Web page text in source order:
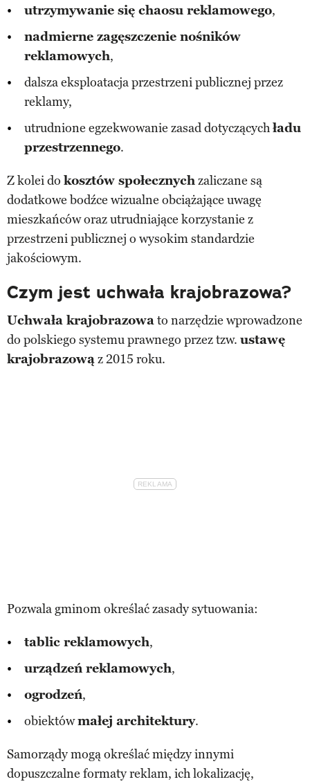
utrzymywanie się chaosu reklamowego,
nadmierne zagęszczenie nośników
reklamowych,
dalsza eksploatacja przestrzeni publicznej przez
reklamy,
utrudnione egzekwowanie zasad dotyczącychładu
przestrzennego.
Z kolei do kosztów społecznychzaliczane są
dodatkowe bodźce wizualne obciążające uwagę
mieszkańców oraz utrudniające korzystanie z
przestrzeni publicznej o wysokim standardzie
jakościowym.
Czym jest uchwała krajobrazowa?
Uchwała krajobrazowato narzędzie wprowadzone
do polskiego systemu prawnego przez tzw. ustawę
krajobrazowąz 2015 roku.
Pozwala gminom określać zasady sytuowania:
tablic reklamowych,
urządzeń reklamowych,
ogrodzeń,
obiektówmałej architektury.
Samorządy mogą określać między innymi
dopuszczalne formaty reklam, ich lokalizację,